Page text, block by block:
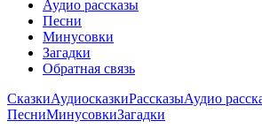
Аудио рассказы
Песни
Минусовки
Загадки
Обратная связь
СказкиАудиосказкиРассказыАудио
ПесниМинусовкиЗагадки